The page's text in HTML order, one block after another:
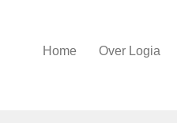
Home Over Logia